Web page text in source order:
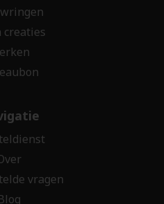
creaties
vragen